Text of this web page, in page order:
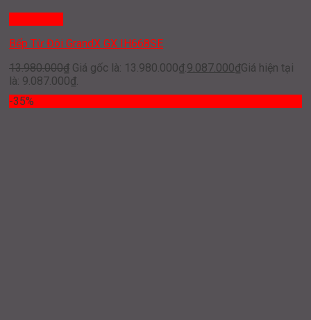
Bếp Từ Đôi GrandX GX IH668SE
13.980.000₫ Giá gốc là: 13.980.000₫.9.087.000₫Giá hiện tại
là: 9.087.000₫.
-35%